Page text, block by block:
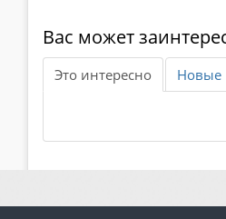
Вас может
Это интересно Новые